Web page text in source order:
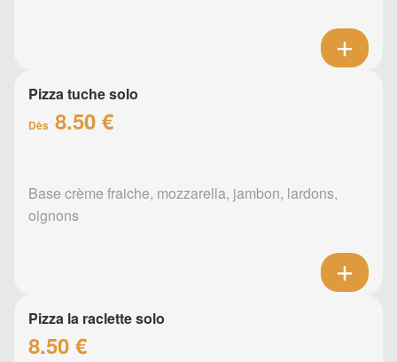
Pizza tuche solo
Dès 8.50 €
Base crème fraiche, mozzarella, jambon, lardons,
oignons
Pizza la raclette solo
8.50 €